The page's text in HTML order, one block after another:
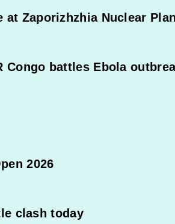
Zaporizhzhia Nuclear
battles Ebola
2026
clash today